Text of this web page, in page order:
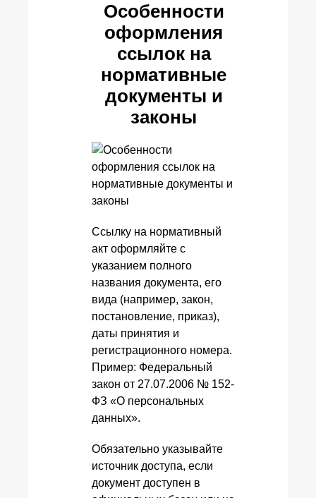
Особенности
оформления
ссылок на
нормативные
документы и
законы
Ссылку на нормативный
акт оформляйте с
указанием полного
названия документа, его
вида (например, закон,
постановление, приказ),
даты принятия и
регистрационного номера.
Пример: Федеральный
закон от 27.07.2006 № 152-
ФЗ «О персональных
данных».
Обязательно указывайте
источник доступа, если
документ доступен в